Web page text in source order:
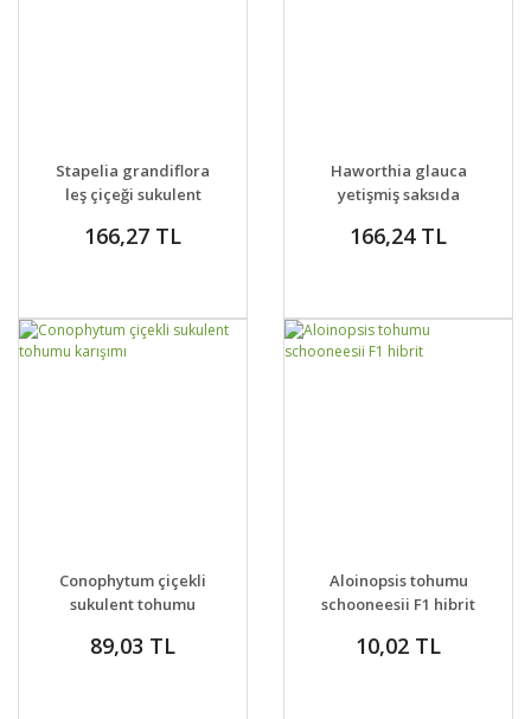
DETAYLAR
VER
Stapelia grandiflora
leş çiçeği sukulent
166,27 TL
DETAYLAR
VER
Haworthia glauca
yetişmiş saksıda
166,24 TL
DETAYLAR
VER
Conophytum çiçekli
sukulent tohumu
89,03 TL
DETAYLAR
VER
Aloinopsis tohumu
schooneesii F1 hibrit
10,02 TL